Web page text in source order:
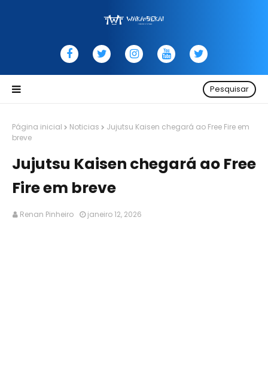
Pesquisar
Página inicial Noticias
Jujutsu Kaisen chegará ao Free Fire em
breve
Jujutsu Kaisen chegará ao Free
Fire em breve
Renan Pinheiro janeiro 12, 2026